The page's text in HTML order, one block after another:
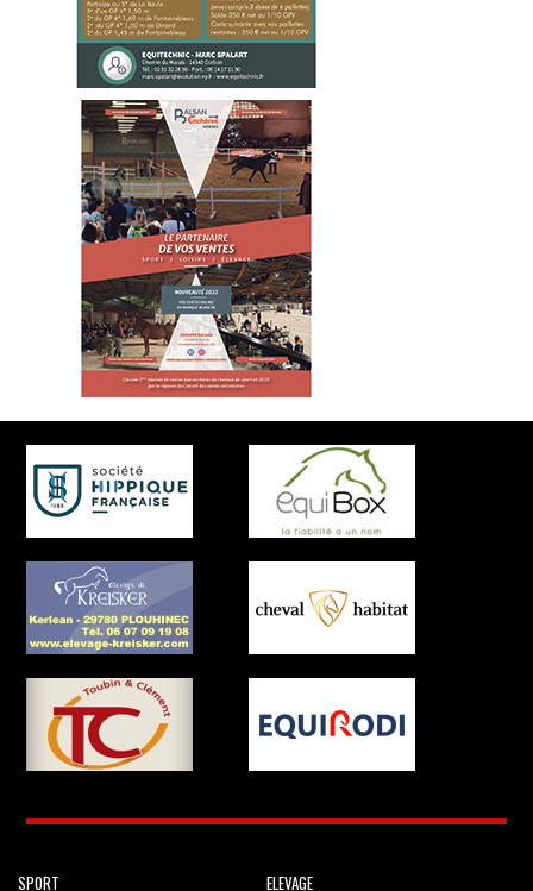
SPORT
ELEVAGE